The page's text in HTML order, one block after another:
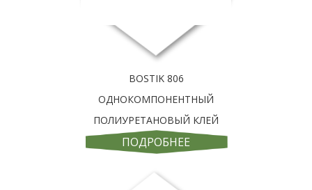
BOSTIK 806
ОДНОКОМПОНЕНТНЫЙ
ПОЛИУРЕТАНОВЫЙ КЛЕЙ
ПОДРОБНЕЕ